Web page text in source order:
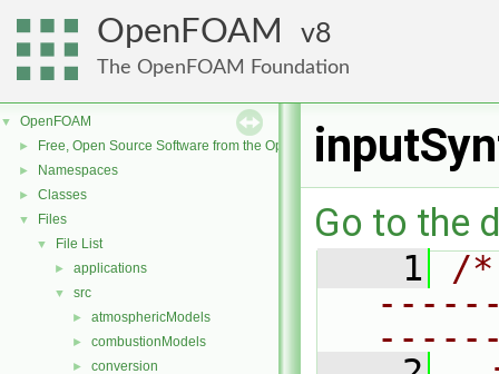
OpenFOAM 8
The OpenFOAM Foundation
▼ OpenFOAM
► Free, Open Source Software from the OpenFOAM Foundation
► Namespaces
► Classes
▼ Files
▼ File List
► applications
▼ src
► atmosphericModels
► combustionModels
► conversion
Go to the
    1
/